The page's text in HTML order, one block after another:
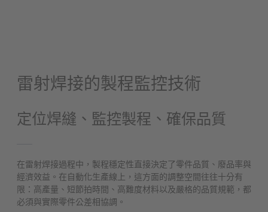
雷射焊接的製程監控技術
定位焊縫、監控製程、確保品質
在雷射焊接過程中，製程穩定性直接決定了零件品質、廢品率與
經濟效益。在自動化生產線上，這方面的調整空間往往十分有
限：高產量、短節拍時間、高難度材料以及嚴格的品質規範，都
必須與實際零件公差相協調。